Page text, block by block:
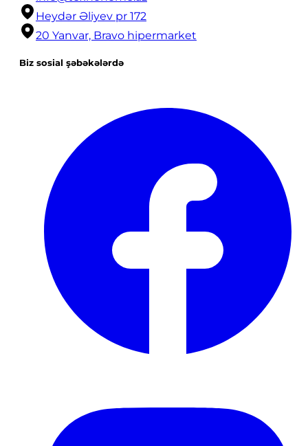
Heydər Əliyev pr 172
20 Yanvar, Bravo hipermarket
Biz sosial şəbəkələrdə